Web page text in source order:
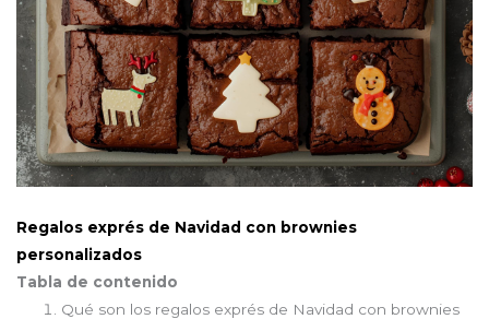
Regalos exprés de Navidad con brownies
personalizados
Tabla de contenido
Qué son los regalos exprés de Navidad con brownies